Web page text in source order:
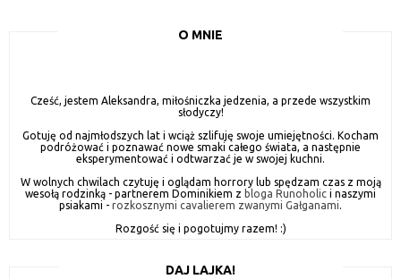
O MNIE
Cześć, jestem Aleksandra, miłośniczka jedzenia, a przede wszystkim
słodyczy!
Gotuję od najmłodszych lat i wciąż szlifuję swoje umiejętności. Kocham
podróżować i poznawać nowe smaki całego świata, a następnie
eksperymentować i odtwarzać je w swojej kuchni.
W wolnych chwilach czytuję i oglądam horrory lub spędzam czas z moją
wesołą rodzinką - partnerem Dominikiem z bloga Runoholic i naszymi
psiakami - rozkosznymi cavalierem zwanymi Gałganami.
Rozgość się i pogotujmy razem! :)
DAJ LAJKA!